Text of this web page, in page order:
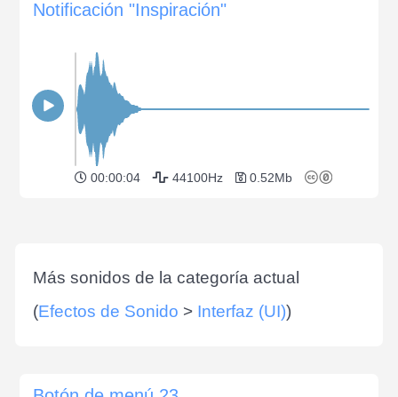
Notificación "Inspiración"
00:00:04 44100Hz 0.52Mb
Más sonidos de la categoría actual
(Efectos de Sonido > Interfaz (UI))